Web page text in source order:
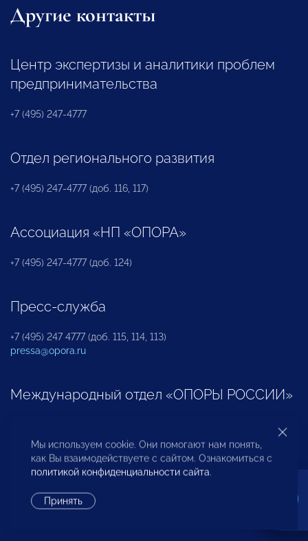
Другие контакты
Центр экспертизы и аналитики проблем
предпринимательства
+7 (495) 247-4777
Отдел регионального развития
+7 (495) 247-4777 (доб. 116, 117)
Ассоциация «НП «ОПОРА»
+7 (495) 247-4777 (доб. 124)
Пресс-служба
+7 (495) 247 4777 (доб. 115, 114, 113)
pressa@opora.ru
Международный отдел «ОПОРЫ РОССИИ»
Бюро по защите прав предпринимателей и
Мы используем cookie. Они помогают нам понять,
как Вы взаимодействуете с сайтом. Ознакомиться с
политикой конфиденциальности сайта.
Принять